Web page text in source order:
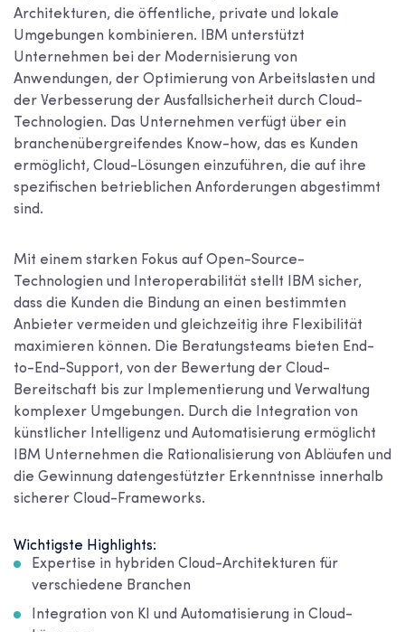
Architekturen, die öffentliche, private und lokale
Umgebungen kombinieren. IBM unterstützt
Unternehmen bei der Modernisierung von
Anwendungen, der Optimierung von Arbeitslasten und
der Verbesserung der Ausfallsicherheit durch Cloud-
Technologien. Das Unternehmen verfügt über ein
branchenübergreifendes Know-how, das es Kunden
ermöglicht, Cloud-Lösungen einzuführen, die auf ihre
spezifischen betrieblichen Anforderungen abgestimmt
sind.
Mit einem starken Fokus auf Open-Source-
Technologien und Interoperabilität stellt IBM sicher,
dass die Kunden die Bindung an einen bestimmten
Anbieter vermeiden und gleichzeitig ihre Flexibilität
maximieren können. Die Beratungsteams bieten End-
to-End-Support, von der Bewertung der Cloud-
Bereitschaft bis zur Implementierung und Verwaltung
komplexer Umgebungen. Durch die Integration von
künstlicher Intelligenz und Automatisierung ermöglicht
IBM Unternehmen die Rationalisierung von Abläufen und
die Gewinnung datengestützter Erkenntnisse innerhalb
sicherer Cloud-Frameworks.
Wichtigste Highlights:
Expertise in hybriden Cloud-Architekturen für
verschiedene Branchen
Integration von KI und Automatisierung in Cloud-